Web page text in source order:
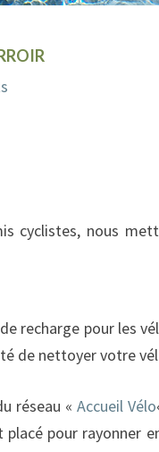
cyclistes, nous
recharge pour les
de nettoyer votre
réseau « Accueil Vélo
pour rayonner